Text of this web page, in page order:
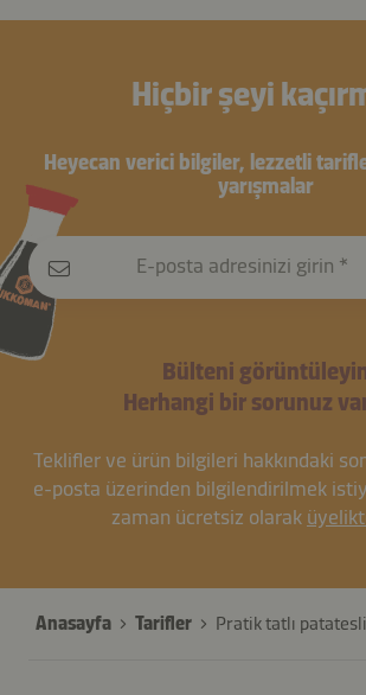
Hiçbir şeyi
Heyecan verici bilgiler, lezzetli
yarışmalar
E-posta adresinizi girin
Bülteni
Herhangi bir sorunuz var
Teklifler ve ürün bilgileri hakkındaki
e-posta üzerinden bilgilendirilmek
zaman ücretsiz olarak
Anasayfa Tarifler Pratik tatlı